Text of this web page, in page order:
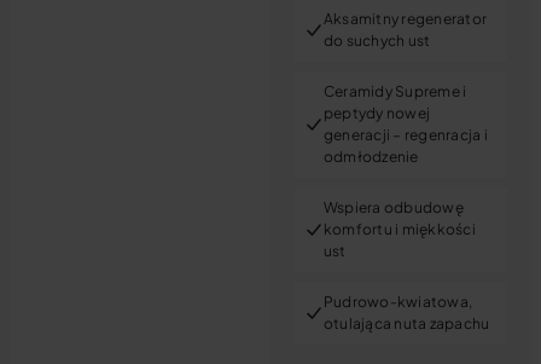
Aksamitny regenerator
do suchych ust
Ceramidy Supreme i
peptydy nowej
generacji – regenracja i
odmłodzenie
Wspiera odbudowę
komfortu i miękkości
ust
Pudrowo-kwiatowa,
otulająca nuta zapachu